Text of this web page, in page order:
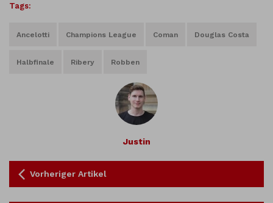
Tags:
Ancelotti Champions League Coman Douglas Costa
Halbfinale Ribery Robben
Justin
Vorheriger Artikel